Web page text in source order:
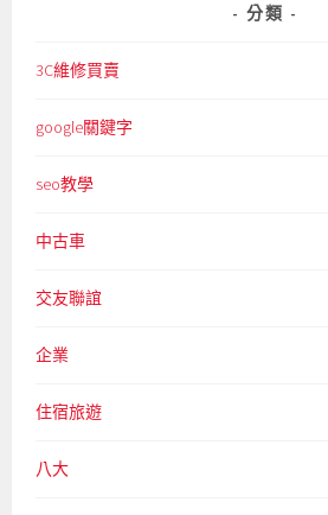
分類
3C維修買賣
google關鍵字
seo教學
中古車
交友聯誼
企業
住宿旅遊
八大